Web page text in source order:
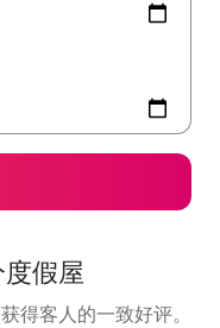
假屋
得客人的一致好评。